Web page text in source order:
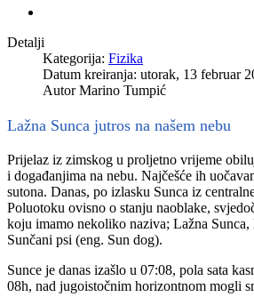
Detalji
Kategorija: Fizika
Datum kreiranja: utorak, 13 februar
AutorMarino Tumpić
Lažna Sunca jutros na našem nebu
Prijelaz iz zimskog u proljetno vrijeme
i događanjima na nebu. Najčešće ih
sutona. Danas, po izlasku Sunca iz
Poluotoku ovisno o stanju naoblake,
koju imamo nekoliko naziva; Lažna Sunca,
Sunčani psi (eng. Sun dog).
Sunce je danas izašlo u 07:08, pola sata
08h, nad jugoistočnim horizontnom mogli